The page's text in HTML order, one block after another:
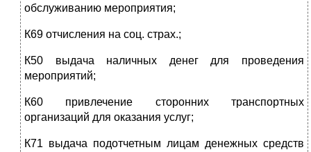
обслуживанию мероприятия;
К69 отчисления на соц. страх.;
К50 выдача наличных денег для проведения
мероприятий;
К60 привлечение сторонних транспортных
организаций для оказания услуг;
К71 выдача подотчетным лицам денежных средств